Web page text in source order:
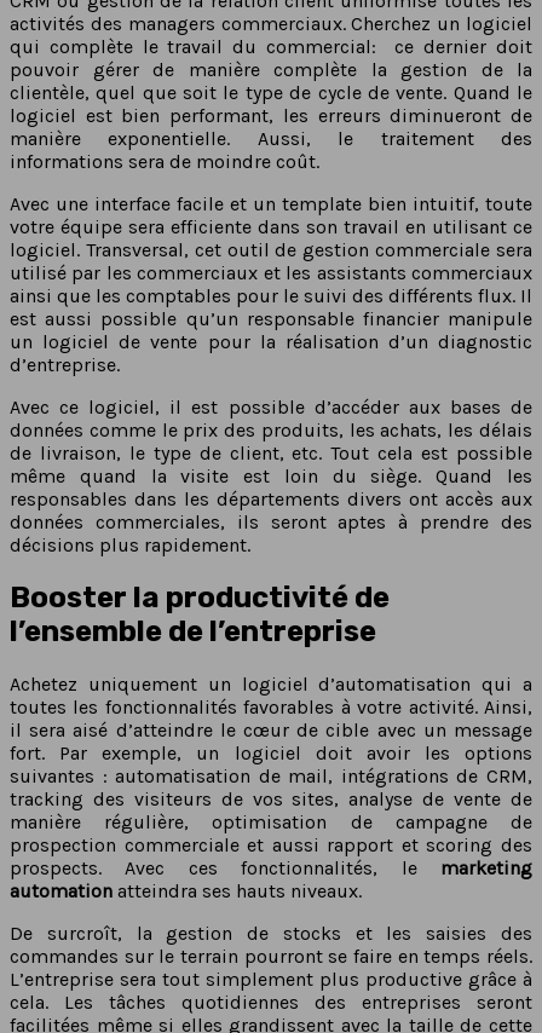
activités des managers commerciaux. Cherchez un logiciel
qui complète le travail du commercial: ce dernier doit
pouvoir gérer de manière complète la gestion de la
clientèle, quel que soit le type de cycle de vente. Quand le
logiciel est bien performant, les erreurs diminueront de
manière exponentielle. Aussi, le traitement des
informations sera de moindre coût.
Avec une interface facile et un template bien intuitif, toute
votre équipe sera efficiente dans son travail en utilisant ce
logiciel. Transversal, cet outil de gestion commerciale sera
utilisé par les commerciaux et les assistants commerciaux
ainsi que les comptables pour le suivi des différents flux. Il
est aussi possible qu’un responsable financier manipule
un logiciel de vente pour la réalisation d’un diagnostic
d’entreprise.
Avec ce logiciel, il est possible d’accéder aux bases de
données comme le prix des produits, les achats, les délais
de livraison, le type de client, etc. Tout cela est possible
même quand la visite est loin du siège. Quand les
responsables dans les départements divers ont accès aux
données commerciales, ils seront aptes à prendre des
décisions plus rapidement.
Booster la productivité de
l’ensemble de l’entreprise
Achetez uniquement un logiciel d’automatisation qui a
toutes les fonctionnalités favorables à votre activité. Ainsi,
il sera aisé d’atteindre le cœur de cible avec un message
fort. Par exemple, un logiciel doit avoir les options
suivantes : automatisation de mail, intégrations de CRM,
tracking des visiteurs de vos sites, analyse de vente de
manière régulière, optimisation de campagne de
prospection commerciale et aussi rapport et scoring des
prospects. Avec ces fonctionnalités, le marketing
automation atteindra ses hauts niveaux.
De surcroît, la gestion de stocks et les saisies des
commandes sur le terrain pourront se faire en temps réels.
L’entreprise sera tout simplement plus productive grâce à
cela. Les tâches quotidiennes des entreprises seront
facilitées même si elles grandissent avec la taille de cette